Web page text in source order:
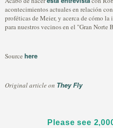
acontecimientos actuales en relación
proféticas de Meier, y acerca de cómo
para nuestros vecinos en el "Gran Norte
Source here
Original article on They Fly
Please see